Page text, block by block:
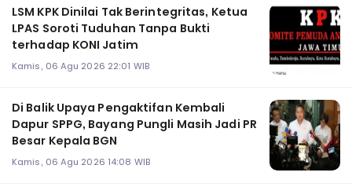
LSM KPK Dinilai Tak Berintegritas, Ketua
LPAS Soroti Tuduhan Tanpa Bukti
terhadap KONI Jatim
Kamis, 06 Agu 2026 22:01 WIB
Di Balik Upaya Pengaktifan Kembali
Dapur SPPG, Bayang Pungli Masih Jadi PR
Besar Kepala BGN
Kamis, 06 Agu 2026 14:08 WIB